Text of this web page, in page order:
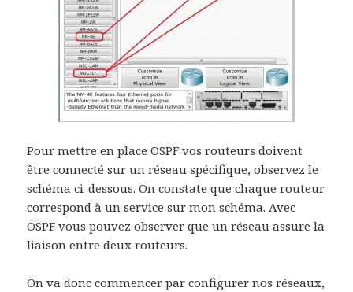
Pour mettre en place OSPF vos routeurs doivent
être connecté sur un réseau spécifique, observez le
schéma ci-dessous. On constate que chaque routeur
correspond à un service sur mon schéma. Avec
OSPF vous pouvez observer que un réseau assure la
liaison entre deux routeurs.
On va donc commencer par configurer nos réseaux,